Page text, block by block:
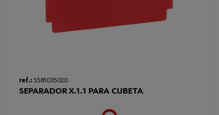
ref.: 5581035020
SEPARADOR X.1.1 PARA CUBETA
Loading...